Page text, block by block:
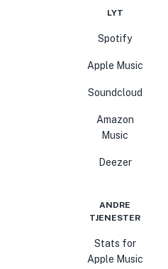
LYT
Spotify
Apple Music
Soundcloud
Amazon
Music
Deezer
ANDRE
TJENESTER
Stats for
Apple Music